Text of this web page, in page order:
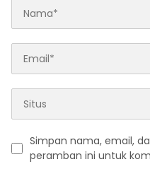
Simpan nama, email,
peramban ini untuk